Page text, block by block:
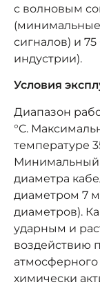
с волновым
сигналов) и
индустрии).
Условия
Диапазон
°C.
температуре
Минимальный
диаметра
диаметром 7
диаметров).
ударным и
воздействию
химически